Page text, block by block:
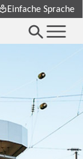
Einfache Sprache